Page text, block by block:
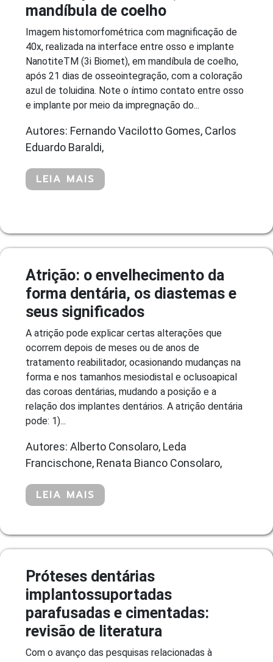
mandíbula de coelho
Imagem histomorfométrica com magnificação de
40x, realizada na interface entre osso e implante
NanotiteTM (3i Biomet), em mandíbula de coelho,
após 21 dias de osseointegração, com a coloração
azul de toluidina. Note o íntimo contato entre osso
e implante por meio da impregnação do...
Autores: Fernando Vacilotto Gomes, Carlos
Eduardo Baraldi,
LEIA MAIS
Atrição: o envelhecimento da
forma dentária, os diastemas e
seus significados
A atrição pode explicar certas alterações que
ocorrem depois de meses ou de anos de
tratamento reabilitador, ocasionando mudanças na
forma e nos tamanhos mesiodistal e oclusoapical
das coroas dentárias, mudando a posição e a
relação dos implantes dentários. A atrição dentária
pode: 1)...
Autores: Alberto Consolaro, Leda
Francischone, Renata Bianco Consolaro,
LEIA MAIS
Próteses dentárias
implantossuportadas
parafusadas e cimentadas:
revisão de literatura
Com o avanço das pesquisas relacionadas à